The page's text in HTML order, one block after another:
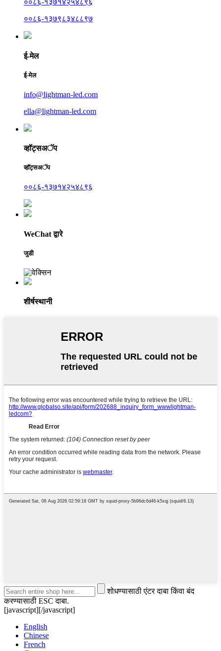
००८६-१३७१४२५४८९६
००८६-१३७९८३४८८९७
ई-मेल
ई-मेल
info@lightman-led.com
ella@lightman-led.com
व्हॉट्सअॅप
व्हॉट्सअॅप
००८६-१३७१४२५४८९६
WeChat द्वारे
जुडी
शीर्षस्थानी
शोधण्यासाठी एंटर दाबा किंवा बंद
करण्यासाठी ESC दाबा.
[javascript][/javascript]
English
Chinese
French